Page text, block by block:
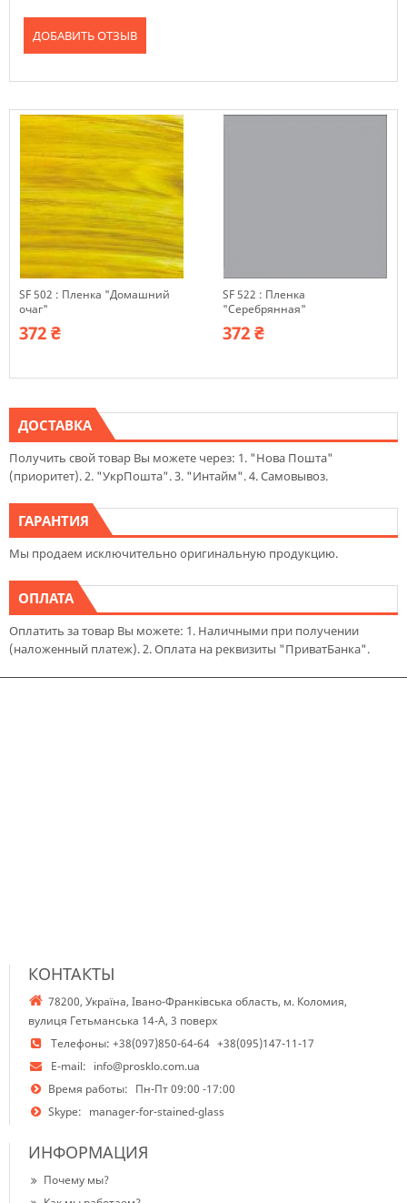
ДОБАВИТЬ ОТЗЫВ
SF 502 : Пленка "Домашний
очаг"
372 ₴
SF 522 : Пленка
"Серебрянная"
372 ₴
ДОСТАВКА
Получить свой товар Вы можете через: 1. "Нова Пошта"
(приоритет). 2. "УкрПошта". 3. "Интайм". 4. Самовывоз.
ГАРАНТИЯ
Мы продаем исключительно оригинальную продукцию.
ОПЛАТА
Оплатить за товар Вы можете: 1. Наличными при получении
(наложенный платеж). 2. Оплата на реквизиты "ПриватБанка".
КОНТАКТЫ
78200, Україна, Івано-Франківська область, м. Коломия,
вулиця Гетьманська 14-А, 3 поверх
Телефоны: +38(097)850-64-64 +38(095)147-11-17
E-mail: info@prosklo.com.ua
Время работы: Пн-Пт 09:00 -17:00
Skype: manager-for-stained-glass
ИНФОРМАЦИЯ
Почему мы?